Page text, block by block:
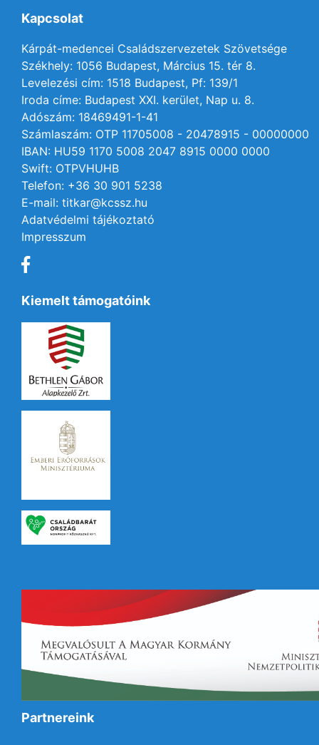
Kapcsolat
Kárpát-medencei Családszervezetek Szövetsége
Székhely: 1056 Budapest, Március 15. tér 8.
Levelezési cím: 1518 Budapest, Pf: 139/1
Iroda címe: Budapest XXI. kerület, Nap u. 8.
Adószám: 18469491-1-41
Számlaszám: OTP 11705008 - 20478915 - 00000000
IBAN: HU59 1170 5008 2047 8915 0000 0000
Swift: OTPVHUHB
Telefon: +36 30 901 5238
E-mail: titkar@kcssz.hu
Adatvédelmi tájékoztató
Impresszum
Kiemelt támogatóink
Partnereink